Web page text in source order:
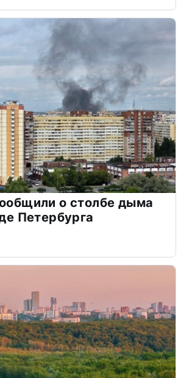
о столбе дыма
Петербурга